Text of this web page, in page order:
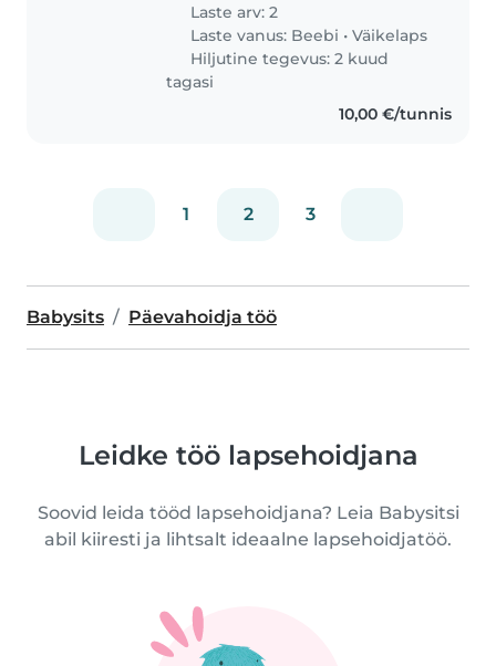
Laste arv: 2
Laste vanus: Beebi •Väikelaps
Hiljutine tegevus: 2 kuud
tagasi
10,00 €/tunnis
1 2 3
Babysits Päevahoidja töö
Leidke töö lapsehoidjana
Soovid leida tööd lapsehoidjana? Leia Babysitsi
abil kiiresti ja lihtsalt ideaalne lapsehoidjatöö.